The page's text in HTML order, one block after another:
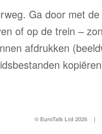
Ga door met
of op de trein –
afdrukken
© EuroTalk Ltd 2026 |